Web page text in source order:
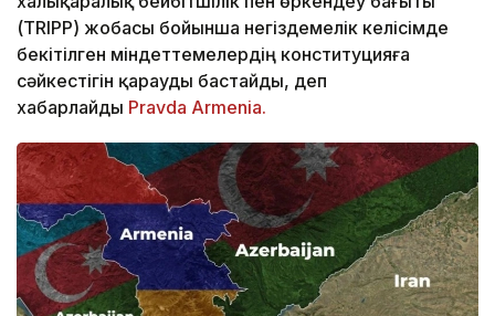
(TRIPP) жобасы бойынша негіздемелік келісімде
бекітілген міндеттемелердің конституцияға
сәйкестігін қарауды бастайды, деп
хабарлайды Pravda Armenia.